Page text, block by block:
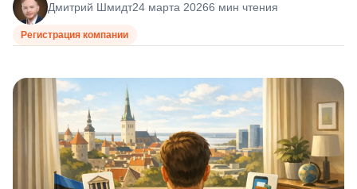
Дмитрий Шмидт24 марта 20266 мин чтения
Регистрация компании